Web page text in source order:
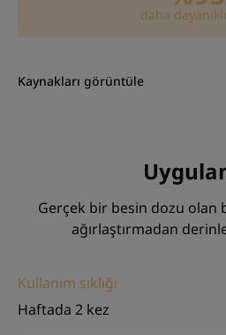
daha
Kaynakları görüntüle
Gerçek bir besin dozu olan
ağırlaştırmadan
Kullanım sıklığı
Haftada 2 kez